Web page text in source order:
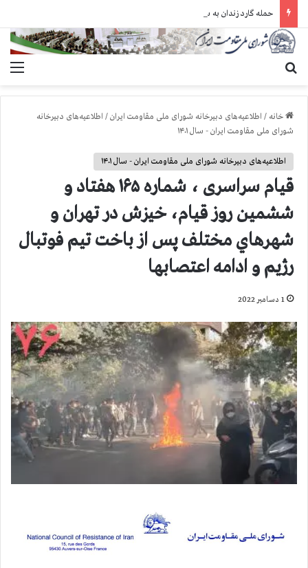
خانه / اطلاعیه‌های دبیرخانه شورای ملی مقاومت ایران/ اطلاعیه‌های دبیرخانه
شورای ملی مقاومت ایران - سال ۱۴۰۱
اطلاعیه‌های دبیرخانه شورای ملی مقاومت ایران - سال ۱۴۰۱
قيام سراسری ، شماره ۱۶۵ هفتاد و
ششمین روز قیام، خيزش در تهران و
شهرهاي مختلف پس از باخت تيم فوتبال
رژيم و ادامه اعتصابها
1 دسامبر 2022